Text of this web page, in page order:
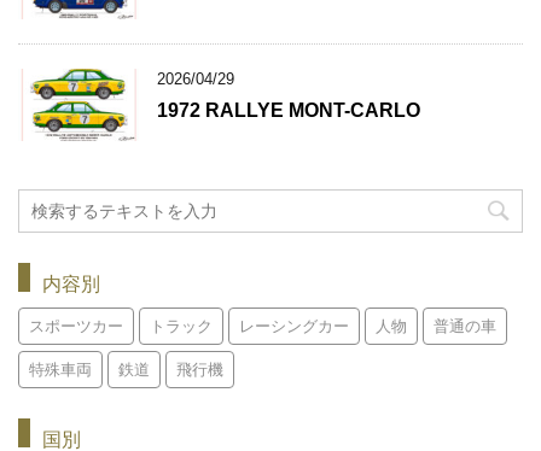
2026/04/29
1972 RALLYE MONT-CARLO
内容別
スポーツカー トラック レーシングカー 人物 普通の車
特殊車両 鉄道 飛行機
国別